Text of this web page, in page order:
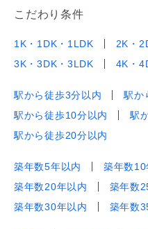
こだわり条件
1K・1DK・1LDK
2K・
3K・3DK・3LDK
4K・
駅から徒歩3分以内
駅か
駅から徒歩10分以内
駅
駅から徒歩20分以内
築年数5年以内 築年数10
築年数20年以内
築年数
築年数30年以内
築年数